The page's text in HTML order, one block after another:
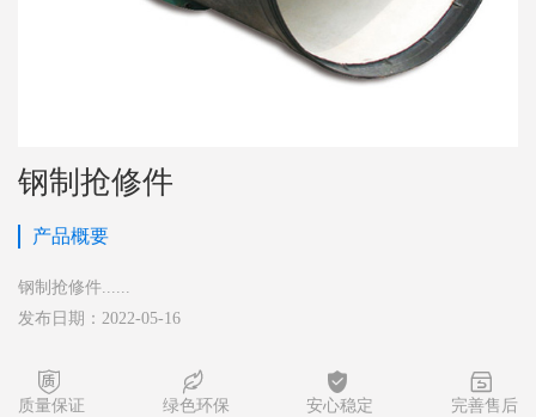
钢制抢修件
产品概要
钢制抢修件......
发布日期：2022-05-16

质量保证

绿色环保

安心稳定

完善售后